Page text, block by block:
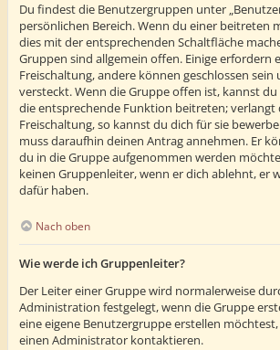
Du findest die Benutzergruppen unter
persönlichen Bereich. Wenn du einer beitreten
dies mit der entsprechenden Schaltfläche
Gruppen sind allgemein offen. Einige erfordern
Freischaltung, andere können geschlossen sein
versteckt. Wenn die Gruppe offen ist, kannst
die entsprechende Funktion beitreten; verlangt
Freischaltung, so kannst du dich für sie
muss daraufhin deinen Antrag annehmen. Er
du in die Gruppe aufgenommen werden
keinen Gruppenleiter, wenn er dich ablehnt, er
dafür haben.
Nach oben
Wie werde ich Gruppenleiter?
Der Leiter einer Gruppe wird normalerweise
Administration festgelegt, wenn die Gruppe
eine eigene Benutzergruppe erstellen
einen Administrator kontaktieren.